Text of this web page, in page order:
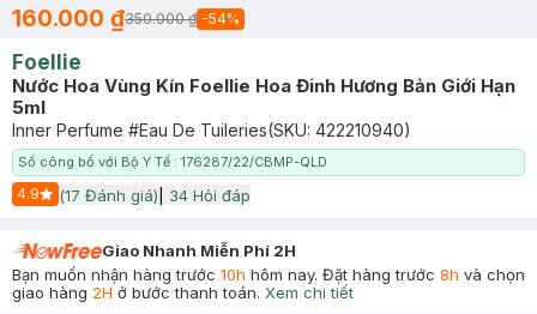
160.000 ₫350.000 ₫ -54%
Foellie
Nước Hoa Vùng Kín Foellie Hoa Đinh Hương Bản Giới Hạn
5ml
Inner Perfume #Eau De Tuileries(SKU: 422210940)
Số công bố với Bộ Y Tế : 176287/22/CBMP-QLD
4.9
Start Icon
(17 Đánh giá) 34 Hỏi đáp
Giao Nhanh Miễn Phí 2H
Bạn muốn nhận hàng trước 10h hôm nay. Đặt hàng trước 8h và chọn
giao hàng 2H ở bước thanh toán. Xem chi tiết